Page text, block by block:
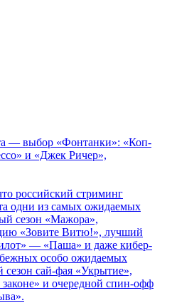
— выбор «Фонтанки»: «Коп-
и «Джек Ричер»,
российский стриминг
одни из самых ожидаемых
сезон «Мажора»,
«Зовите Витю!», лучший
— «Паша» и даже кибер-
особо ожидаемых
сезон сай-фая «Укрытие»,
и очередной спин-офф